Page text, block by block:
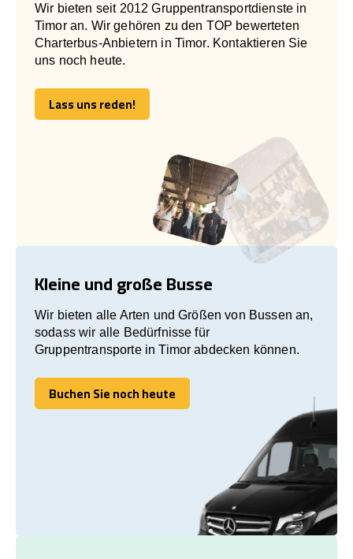
Wir bieten seit 2012 Gruppentransportdienste in
Timor an. Wir gehören zu den TOP bewerteten
Charterbus-Anbietern in Timor. Kontaktieren Sie
uns noch heute.
Lass uns reden!
Lass uns reden!
Kleine und große Busse
Wir bieten alle Arten und Größen von Bussen an,
sodass wir alle Bedürfnisse für
Gruppentransporte in Timor abdecken können.
Buchen Sie noch heute
Buchen Sie noch heute